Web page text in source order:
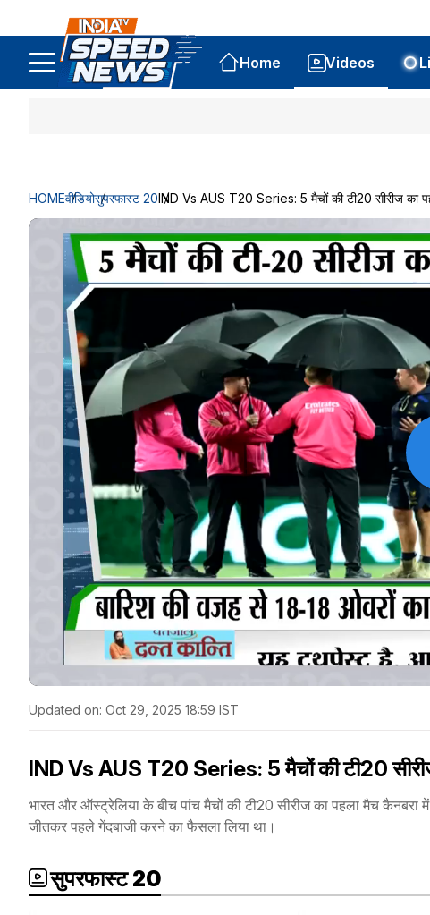
Home Videos
HOMEवीडियोसुपरफास्ट 20IND Vs AUS T20 Series: 5 मैचों की टी20 सीरीज का
Updated on: Oct 29, 2025 18:59 IST
IND Vs AUS T20 Series: 5 मैचों की टी20
भारत और ऑस्ट्रेलिया के बीच पांच मैचों की टी20 सीरीज का पहला मैच
जीतकर पहले गेंदबाजी करने का फैसला लिया था।
सुपरफास्ट 20